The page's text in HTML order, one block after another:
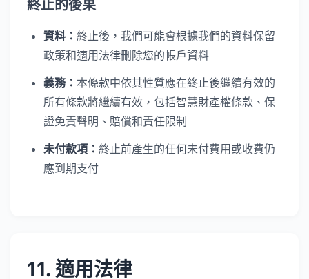
終止的後果
資料： 終止後，我們可能會根據我們的資料保留
政策和適用法律刪除您的帳戶資料
義務： 本條款中依其性質應在終止後繼續有效的
所有條款將繼續有效，包括智慧財產權條款、保
證免責聲明、賠償和責任限制
未付款項： 終止前產生的任何未付費用或收費仍
應到期支付
11. 適用法律